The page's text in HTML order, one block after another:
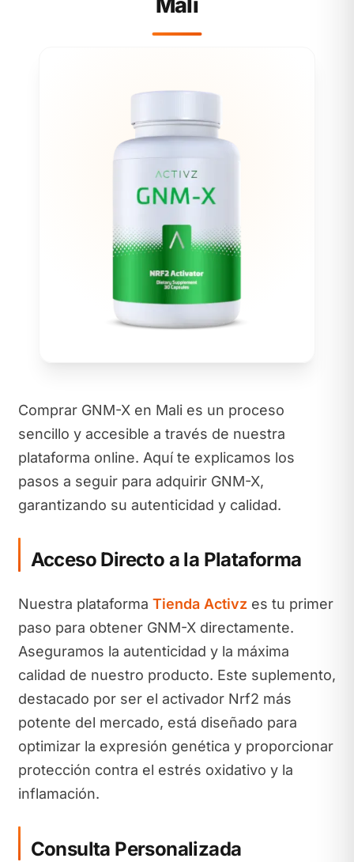
Comprar GNM-X en Mali es un proceso
sencillo y accesible a través de nuestra
plataforma online. Aquí te explicamos los
pasos a seguir para adquirir GNM-X,
garantizando su autenticidad y calidad.
Acceso Directo a la Plataforma
Nuestra plataforma Tienda Activzes tu primer
paso para obtener GNM-X directamente.
Aseguramos la autenticidad y la máxima
calidad de nuestro producto. Este suplemento,
destacado por ser el activador Nrf2 más
potente del mercado, está diseñado para
optimizar la expresión genética y proporcionar
protección contra el estrés oxidativo y la
inflamación.
Consulta Personalizada